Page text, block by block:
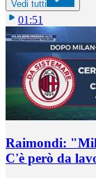
Vedi tutti
01:51
Raimondi:
C'è però da